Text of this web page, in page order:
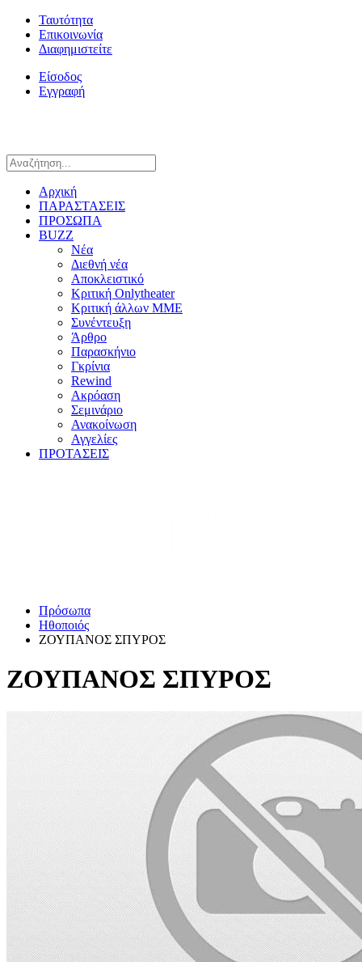
Ταυτότητα
Επικοινωνία
Διαφημιστείτε
Είσοδος
Εγγραφή
Αρχική
ΠΑΡΑΣΤΑΣΕΙΣ
ΠΡΟΣΩΠΑ
BUZZ
Νέα
Διεθνή νέα
Αποκλειστικό
Κριτική Onlytheater
Κριτική άλλων ΜΜΕ
Συνέντευξη
Άρθρο
Παρασκήνιο
Γκρίνια
Rewind
Ακρόαση
Σεμινάριο
Ανακοίνωση
Αγγελίες
ΠΡΟΤΑΣΕΙΣ
Πρόσωπα
Ηθοποιός
ΖΟΥΠΑΝΟΣ ΣΠΥΡΟΣ
ΖΟΥΠΑΝΟΣ ΣΠΥΡΟΣ